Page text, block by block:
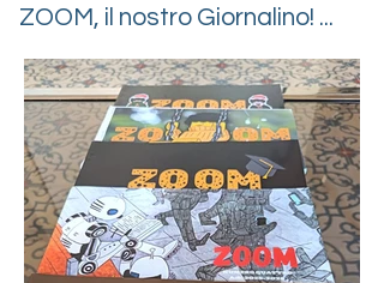
ZOOM, il nostro Giornalino! ...